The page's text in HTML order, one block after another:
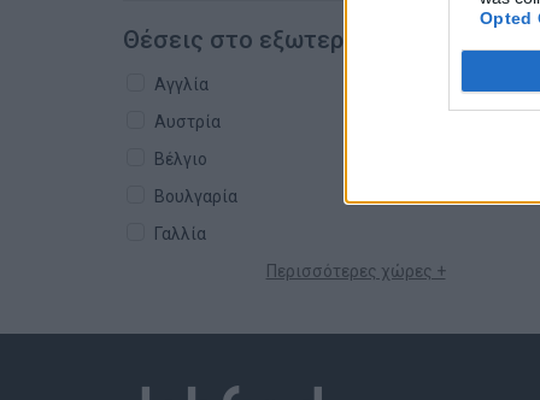
Opted
Θέσεις στο εξωτερικό
Αγγλία
Αυστρία
Βέλγιο
Βουλγαρία
Γαλλία
Περισσότερες χώρες +